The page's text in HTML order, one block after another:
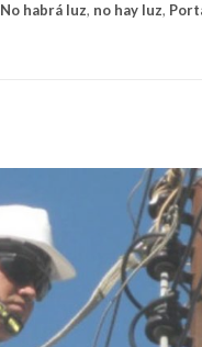
No habrá luz, no hay luz,